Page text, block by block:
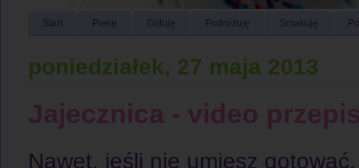
Start Piekę Gotuję Podróżuję Smakuję
poniedziałek, 27 maja 2013
Jajecznica - video
Nawet, jeśli nie umiesz